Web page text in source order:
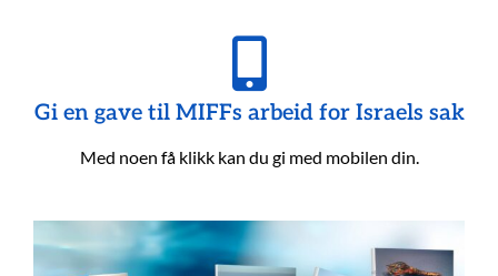
Gi en gave til MIFFs arbeid for Israels sak
Med noen få klikk kan du gi med mobilen din.